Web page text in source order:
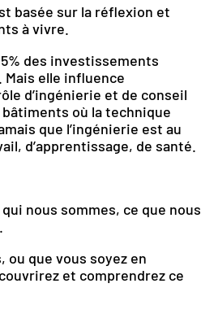
basée sur la réflexion et
à vivre.
des investissements
Mais elle influence
d’ingénierie et de conseil
où la technique
que l’ingénierie est au
d’apprentissage, de santé.
nous sommes, ce que nous
ou que vous soyez en
et comprendrez ce